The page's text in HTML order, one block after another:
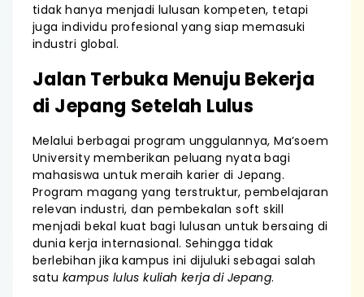
tidak hanya menjadi lulusan kompeten, tetapi
juga individu profesional yang siap memasuki
industri global.
Jalan Terbuka Menuju Bekerja
di Jepang Setelah Lulus
Melalui berbagai program unggulannya, Ma’soem
University memberikan peluang nyata bagi
mahasiswa untuk meraih karier di Jepang.
Program magang yang terstruktur, pembelajaran
relevan industri, dan pembekalan soft skill
menjadi bekal kuat bagi lulusan untuk bersaing di
dunia kerja internasional. Sehingga tidak
berlebihan jika kampus ini dijuluki sebagai salah
satu kampus lulus kuliah kerja di Jepang.